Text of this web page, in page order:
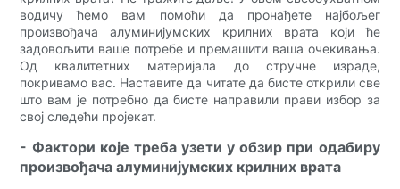
водичу ћемо вам помоћи да пронађете најбољег
произвођача алуминијумских крилних врата који ће
задовољити ваше потребе и премашити ваша очекивања.
Од квалитетних материјала до стручне израде,
покривамо вас. Наставите да читате да бисте открили све
што вам је потребно да бисте направили прави избор за
свој следећи пројекат.
- Фактори које треба узети у обзир при одабиру
произвођача алуминијумских крилних врата